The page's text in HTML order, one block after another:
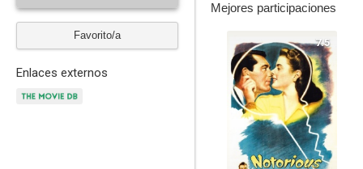
Favorito/a
Enlaces externos
Mejores participaciones
7.5